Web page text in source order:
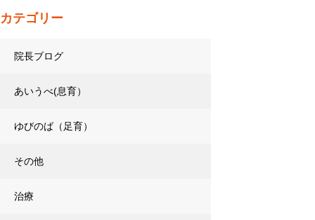
カテゴリー
院長ブログ
あいうべ(息育）
ゆびのば（足育）
その他
治療